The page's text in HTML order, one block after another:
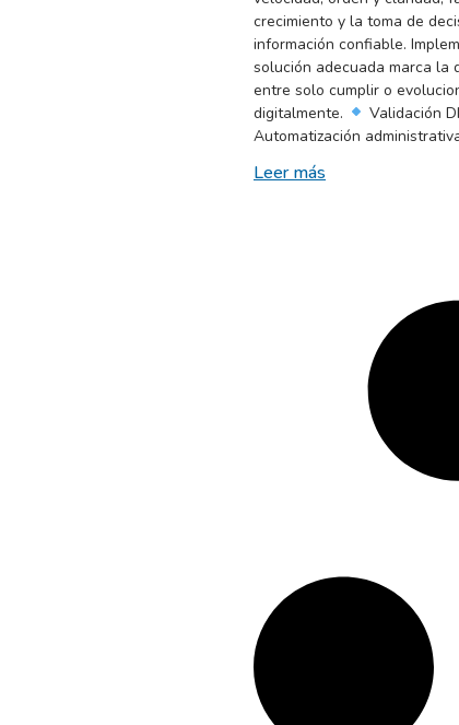
crecimiento y la toma de
información confiable.
solución adecuada marca la
entre solo cumplir o
digitalmente.
Validación
Automatización
Leer más